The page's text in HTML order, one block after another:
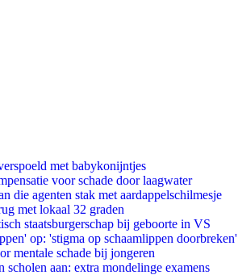
met babykonijntjes
voor schade door laagwater
die agenten stak met aardappelschilmesje
met lokaal 32 graden
staatsburgerschap bij geboorte in VS
op: 'stigma op schaamlippen doorbreken'
mentale schade bij jongeren
aan: extra mondelinge examens